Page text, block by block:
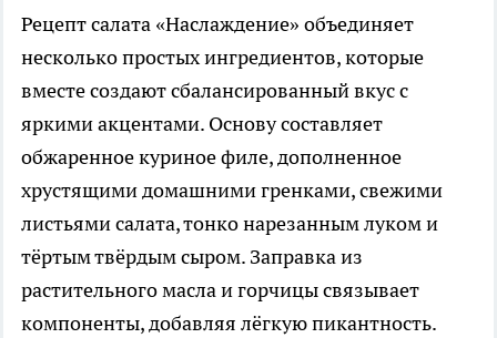
Рецепт салата «Наслаждение» объединяет
несколько простых ингредиентов, которые
вместе создают сбалансированный вкус с
яркими акцентами. Основу составляет
обжаренное куриное филе, дополненное
хрустящими домашними гренками, свежими
листьями салата, тонко нарезанным луком и
тёртым твёрдым сыром. Заправка из
растительного масла и горчицы связывает
компоненты, добавляя лёгкую пикантность.